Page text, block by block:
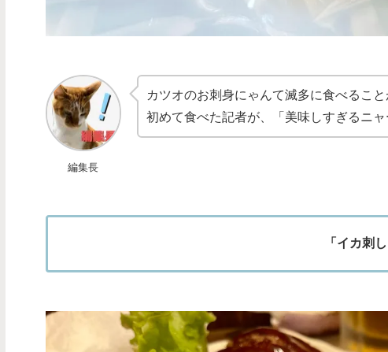
編集長
カツオのお刺身にゃんて滅多に食べること
初めて食べた記者が、「美味しすぎるニ
「イカ刺し